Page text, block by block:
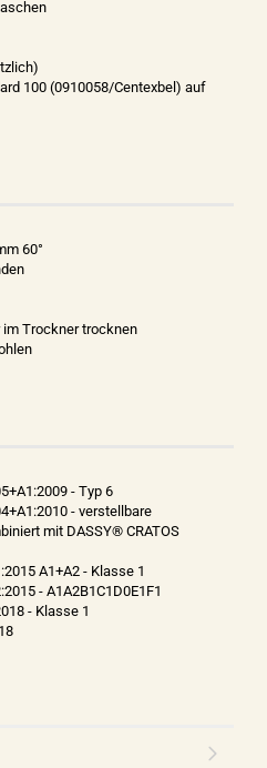
100 (0910058/Centexbel) auf
60°
im Trockner trocknen
- Typ 6
- verstellbare
mit DASSY® CRATOS
A1+A2 - Klasse 1
- A1A2B1C1D0E1F1
- Klasse 1